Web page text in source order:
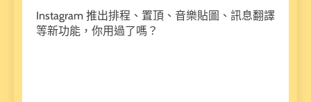
Instagram 推出排程、置頂、音樂貼圖、訊息翻譯
等新功能，你用過了嗎？